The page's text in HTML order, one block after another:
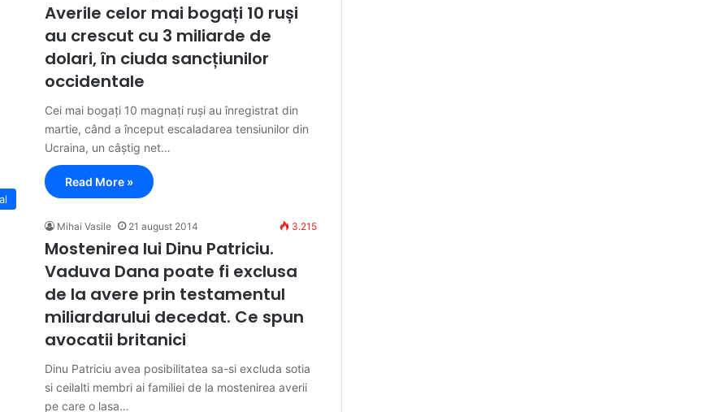
Averile celor mai bogați 10 ruși
au crescut cu 3 miliarde de
dolari, în ciuda sancțiunilor
occidentale
Cei mai bogați 10 magnați ruși au înregistrat din
martie, când a început escaladarea tensiunilor din
Ucraina, un câștig net…
Read More »
Mihai Vasile 21 august 2014 3.215
Mostenirea lui Dinu Patriciu.
Vaduva Dana poate fi exclusa
de la avere prin testamentul
miliardarului decedat. Ce spun
avocatii britanici​
Dinu Patriciu avea posibilitatea sa-si excluda sotia
si ceilalti membri ai familiei de la mostenirea averii
pe care o lasa…